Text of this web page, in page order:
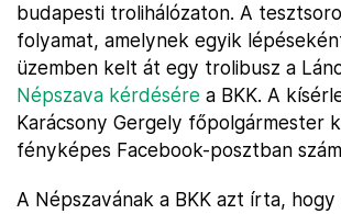
budapesti trolihálózaton. A
folyamat, amelynek egyik
üzemben kelt át egy trolibusz a
Népszava kérdésére a BKK. A
Karácsony Gergely főpolgármester
fényképes Facebook-posztban
A Népszavának a BKK azt írta,